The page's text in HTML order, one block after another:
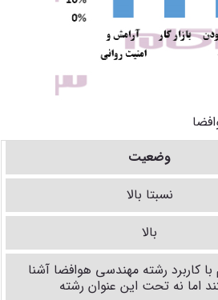
وضعیت
نسبتا بالا
بالا
با کاربرد رشته مهندسی هوافضا آشنا
اما نه تحت این عنوان رشته